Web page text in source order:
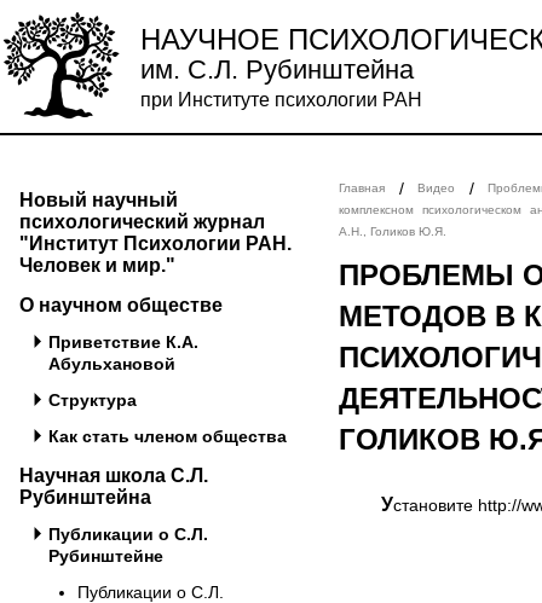
НАУЧНОЕ
им. С.Л. Рубинштейна
при Институте психологии РАН
Новый научный
психологический журнал
"Институт Психологии РАН.
Человек и мир."
О научном обществе
Приветствие К.А.
Абульхановой
Структура
Как стать членом общества
Научная школа С.Л.
Рубинштейна
Публикации о С.Л.
Рубинштейне
Публикации о С.Л.
Главная / Видео /
комплексном психологическом
А.Н., Голиков Ю.Я.
ПРОБЛЕМЫ
МЕТОДОВ В
ГОЛИКОВ
Установите http://